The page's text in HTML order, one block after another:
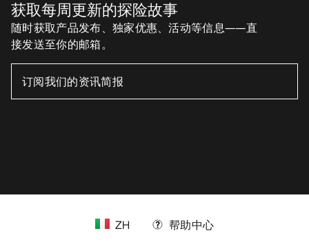
获取每周更新的探险故事
随时获取产品发布、独家优惠、活动等信息——直
接发送至你的邮箱。
ZH 帮助中心